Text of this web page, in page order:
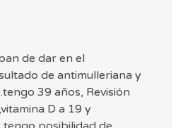
de dar en el
de antimulleriana y
39 años, Revisión
D a 19 y